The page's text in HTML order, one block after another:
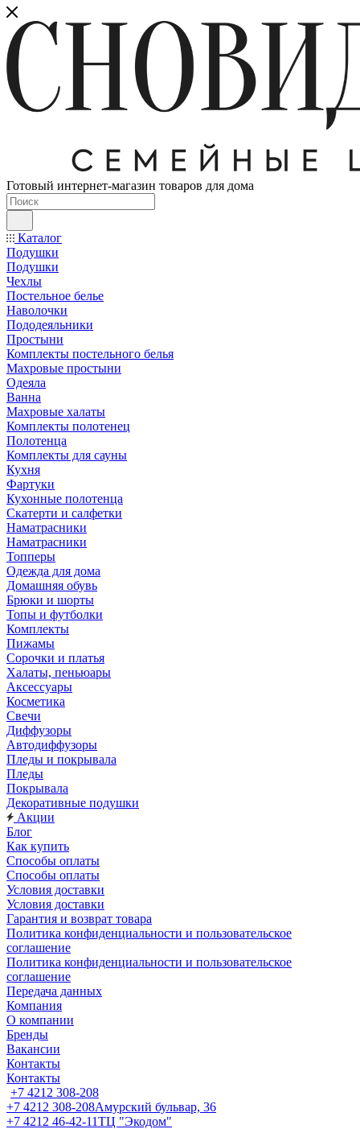
Готовый интернет-магазин товаров для дома
Каталог
Подушки
Подушки
Чехлы
Постельное белье
Наволочки
Пододеяльники
Простыни
Комплекты постельного белья
Махровые простыни
Одеяла
Ванна
Махровые халаты
Комплекты полотенец
Полотенца
Комплекты для сауны
Кухня
Фартуки
Кухонные полотенца
Скатерти и салфетки
Наматрасники
Наматрасники
Топперы
Одежда для дома
Домашняя обувь
Брюки и шорты
Топы и футболки
Комплекты
Пижамы
Сорочки и платья
Халаты, пеньюары
Аксессуары
Косметика
Свечи
Диффузоры
Автодиффузоры
Пледы и покрывала
Пледы
Покрывала
Декоративные подушки
Акции
Блог
Как купить
Способы оплаты
Способы оплаты
Условия доставки
Условия доставки
Гарантия и возврат товара
Политика конфиденциальности и пользовательское
соглашение
Политика конфиденциальности и пользовательское
соглашение
Передача данных
Компания
О компании
Бренды
Вакансии
Контакты
Контакты
+7 4212 308-208
+7 4212 308-208Амурский бульвар, 36
+7 4212 46-42-11ТЦ "Экодом"